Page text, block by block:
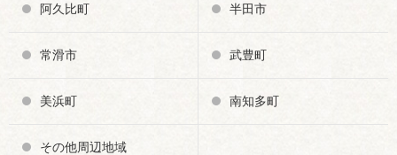
阿久比町 半田市
常滑市 武豊町
美浜町 南知多町
その他周辺地域